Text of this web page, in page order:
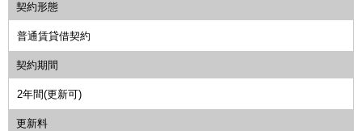
契約形態
普通賃貸借契約
契約期間
2年間(更新可)
更新料